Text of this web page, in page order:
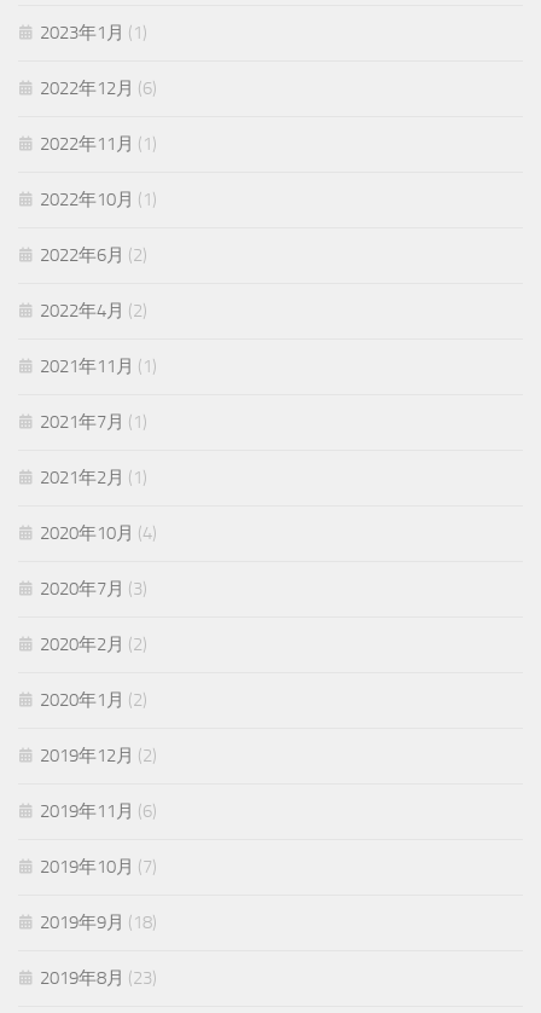
2023年1月 (1)
2022年12月 (6)
2022年11月 (1)
2022年10月 (1)
2022年6月 (2)
2022年4月 (2)
2021年11月 (1)
2021年7月 (1)
2021年2月 (1)
2020年10月 (4)
2020年7月 (3)
2020年2月 (2)
2020年1月 (2)
2019年12月 (2)
2019年11月 (6)
2019年10月 (7)
2019年9月 (18)
2019年8月 (23)